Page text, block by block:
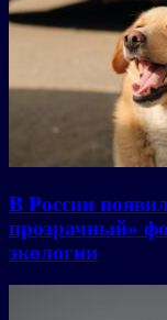
В России
прозрачный»
экологии